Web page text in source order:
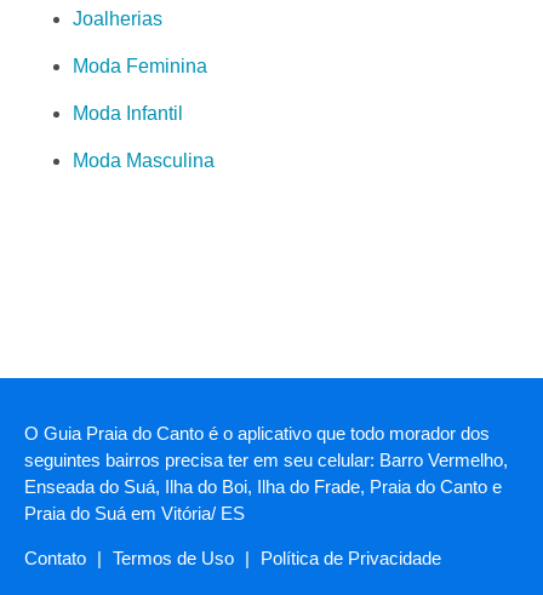
Joalherias
Moda Feminina
Moda Infantil
Moda Masculina
O Guia Praia do Canto é o aplicativo que todo morador dos
seguintes bairros precisa ter em seu celular: Barro Vermelho,
Enseada do Suá, Ilha do Boi, Ilha do Frade, Praia do Canto e
Praia do Suá em Vitória/ ES
Contato | Termos de Uso | Política de Privacidade